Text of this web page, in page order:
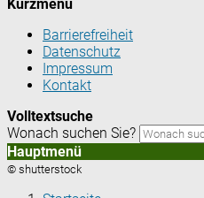
Kurzmenü
Barrierefreiheit
Datenschutz
Impressum
Kontakt
Volltextsuche
Wonach suchen Sie?
Hauptmenü
© shutterstock